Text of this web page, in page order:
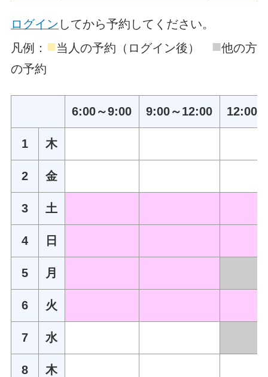
ログイン してから予約してください。
凡例： ■当人の予約（ログイン後） ■他の方
の予約
6:00～9:00 9:00～12:00 12:00
1 木
2 金
3 土
4 日
5 月
6 火
7 水
8 木